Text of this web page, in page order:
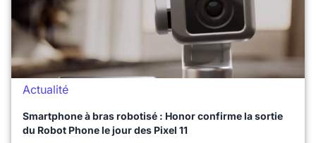
Actualité
Smartphone à bras robotisé : Honor confirme la sortie
du Robot Phone le jour des Pixel 11